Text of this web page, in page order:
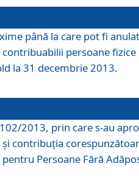
până la care pot fi
persoane fizice
la 31 decembrie 2013.
2013, prin care s-au
contribuţia
Persoane Fără